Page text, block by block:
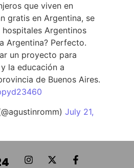
que viven en
gratis en Argentina, se
Argentinos
Argentina? Perfecto.
un proyecto para
la educación a
de Buenos Aires.
July 21,